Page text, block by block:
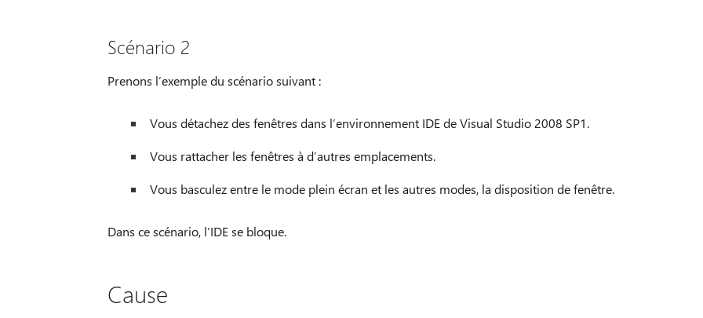
Scénario 2
Prenons l’exemple du scénario suivant :
Vous détachez des fenêtres dans l’environnement IDE de Visual Studio 2008 SP1.
Vous rattacher les fenêtres à d’autres emplacements.
Vous basculez entre le mode plein écran et les autres modes, la disposition de fenêtre.
Dans ce scénario, l’IDE se bloque.
Cause